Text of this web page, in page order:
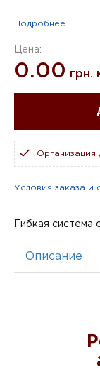
Подробнее
Цена:
0.00 грн.
Организация
Гибкая система
Условия заказа и
Описание